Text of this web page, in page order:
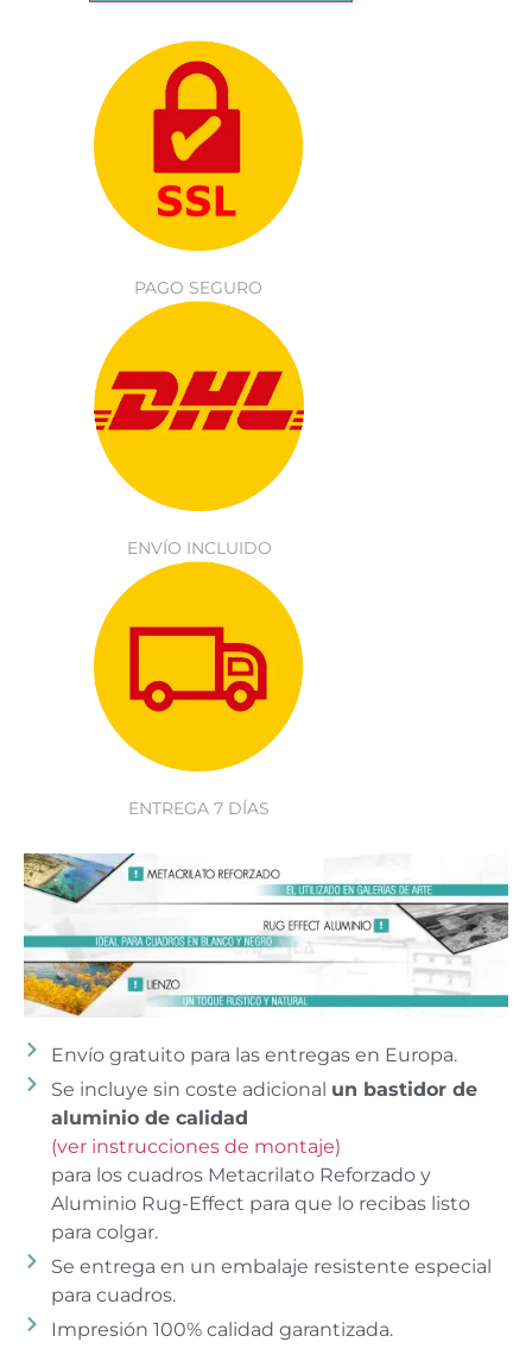
PAGO SEGURO
ENVÍO INCLUIDO
ENTREGA 7 DÍAS
Envío gratuito para las entregas en Europa.
Se incluye sin coste adicional un bastidor de
aluminio de calidad
(ver instrucciones de montaje)
para los cuadros Metacrilato Reforzado y
Aluminio Rug-Effect para que lo recibas listo
para colgar.
Se entrega en un embalaje resistente especial
para cuadros.
Impresión 100% calidad garantizada.